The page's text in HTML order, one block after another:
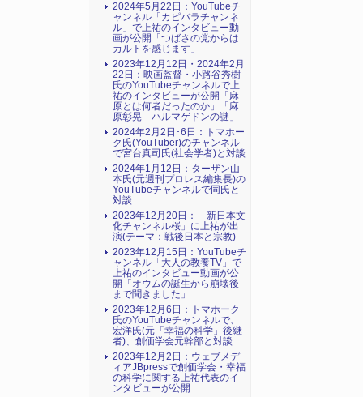
2024年5月22日：YouTubeチ
ャンネル「カピバラチャンネ
ル」で上祐のインタビュー動
画が公開「つばさの党からは
カルトを感じます」
2023年12月12日・2024年2月
22日：映画監督・小路谷秀樹
氏のYouTubeチャンネルで上
祐のインタビューが公開「麻
原とは何者だったのか」「麻
原彰晃 ハルマゲドンの謎」
2024年2月2日･6日：トマホー
ク氏(YouTuber)のチャンネル
で宮台真司氏(社会学者)と対談
2024年1月12日：ターザン山
本氏(元週刊プロレス編集長)の
YouTubeチャンネルで同氏と
対談
2023年12月20日：「新日本文
化チャンネル桜」に上祐が出
演(テーマ：戦後日本と宗教)
2023年12月15日：YouTubeチ
ャンネル「大人の教養TV」で
上祐のインタビュー動画が公
開「オウムの誕生から崩壊後
まで聞きました」
2023年12月6日：トマホーク
氏のYouTubeチャンネルで、
宏洋氏(元「幸福の科学」後継
者)、創価学会元幹部と対談
2023年12月2日：ウェブメデ
ィアJBpressで創価学会・幸福
の科学に関する上祐代表のイ
ンタビューが公開